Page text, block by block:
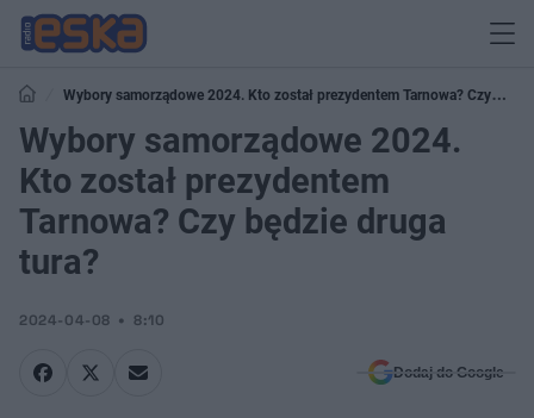
Wybory samorządowe 2024. Kto został prezydentem Tarnowa? Czy
będzie druga tura?
Wybory samorządowe 2024.
Kto został prezydentem
Tarnowa? Czy będzie druga
tura?
2024-04-08 8:10
Dodaj do Google